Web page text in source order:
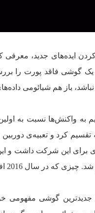
ایده‌های جدید،
یک گوشی فاقد پورت را
نباشد، باز هم شیائومی
به واکنش‌ها نسبت به
تقسیم کرد و تعبیه‌ی
برای این شرکت داشت و
نظر می‌رسید، چند سال بعد به پدیده‌ای همه‌گیر بدل شد.
جدیدترین گوشی مفهومی